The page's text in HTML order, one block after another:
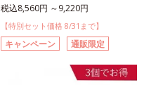
税込8,560円 ～9,220円
【特別セット価格 8/31まで】
キャンペーン 通販限定